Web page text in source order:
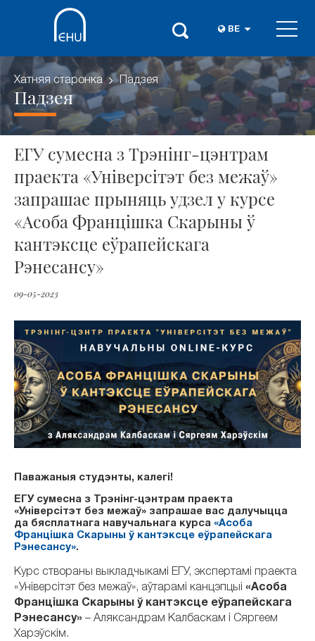
BE
Хатняя старонка Падзея
Падзея
ЕГУ сумесна з Трэнінг-цэнтрам
праекта «Універсітэт без межаў»
запрашае прыняць удзел у курсе
«Асоба Францішка Скарыны ў
кантэксце еўрапейскага
Рэнесансу»
09-05-2023
Паважаныя студэнты, калегі!
ЕГУ сумесна з Трэнінг-цэнтрам праекта
«Універсітэт без межаў» запрашае вас далучыцца
да бясплатнага навучальнага курса «Асоба
Францішка Скарыны ў кантэксце еўрапейскага
Рэнесансу».
Курс створаны выкладчыкамі ЕГУ, экспертамi праекта
«Універсітэт без межаў», аўтарамі канцэпцыі «Асоба
Францішка Скарыны ў кантэксце еўрапейскага
Рэнесансу» – Аляксандрам Калбаскам і Сяргеем
Харэўскім.